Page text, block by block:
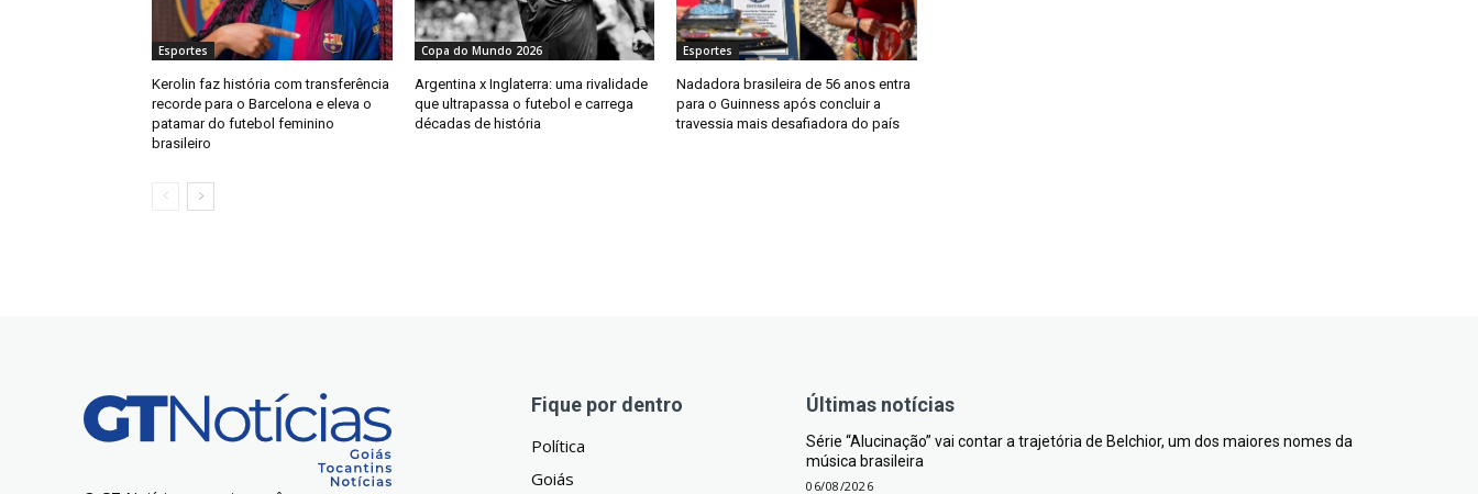
Esportes
Kerolin faz história com transferência
recorde para o Barcelona e eleva o
patamar do futebol feminino
brasileiro
Copa do Mundo 2026
Argentina x Inglaterra: uma rivalidade
que ultrapassa o futebol e carrega
décadas de história
Esportes
Nadadora brasileira de 56 anos entra
para o Guinness após concluir a
travessia mais desafiadora do país
Fique por dentro
Política
Goiás
Últimas notícias
Série “Alucinação” vai contar a trajetória de Belchior, um dos maiores nomes da
música brasileira
06/08/2026